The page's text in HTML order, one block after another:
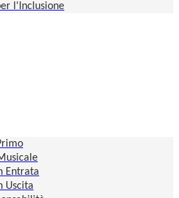
l'Inclusione
Entrata
Uscita